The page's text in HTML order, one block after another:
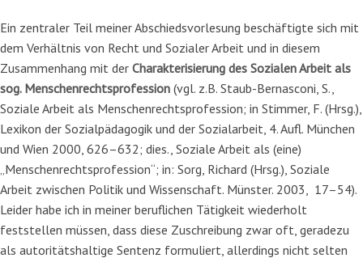
Ein zentraler Teil meiner Abschiedsvorlesung beschäftigte sich mit
dem Verhältnis von Recht und Sozialer Arbeit und in diesem
Zusammenhang mit der Charakterisierung des Sozialen Arbeit als
sog. Menschenrechtsprofession (vgl. z.B. Staub-Bernasconi, S.,
Soziale Arbeit als Menschenrechtsprofession; in Stimmer, F. (Hrsg.),
Lexikon der Sozialpädagogik und der Sozialarbeit, 4. Aufl. München
und Wien 2000, 626–632; dies., Soziale Arbeit als (eine)
„Menschenrechtsprofession“; in: Sorg, Richard (Hrsg.), Soziale
Arbeit zwischen Politik und Wissenschaft. Münster. 2003, 17–54).
Leider habe ich in meiner beruflichen Tätigkeit wiederholt
feststellen müssen, dass diese Zuschreibung zwar oft, geradezu
als autoritätshaltige Sentenz formuliert, allerdings nicht selten